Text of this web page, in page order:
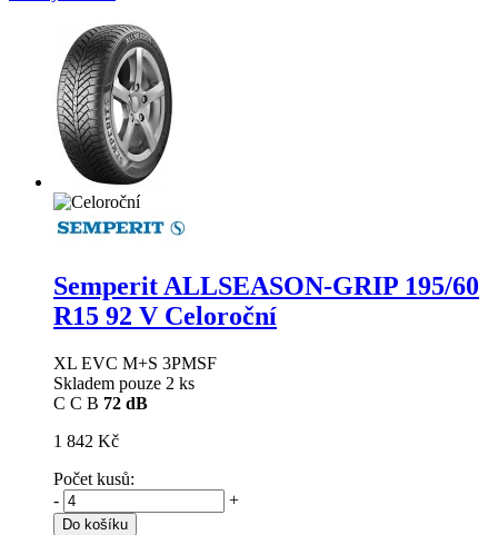
Semperit ALLSEASON-GRIP 195/60
R15 92 V Celoroční
XL EVC M+S 3PMSF
Skladem pouze 2 ks
C C B 72 dB
1 842 Kč
Počet kusů:
-
+
Do košíku